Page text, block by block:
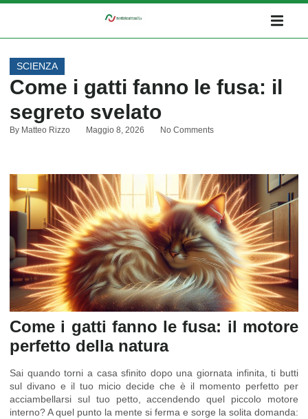
SCIENZA
Come i gatti fanno le fusa: il
segreto svelato
By Matteo Rizzo Maggio 8, 2026 No Comments
Come i gatti fanno le fusa: il motore
perfetto della natura
Sai quando torni a casa sfinito dopo una giornata infinita, ti butti
sul divano e il tuo micio decide che è il momento perfetto per
acciambellarsi sul tuo petto, accendendo quel piccolo motore
interno? A quel punto la mente si ferma e sorge la solita domanda: